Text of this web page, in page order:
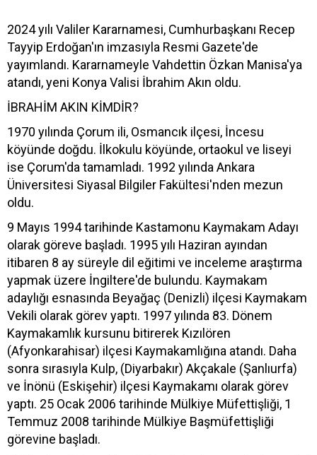
2024 yılı Valiler Kararnamesi, Cumhurbaşkanı Recep
Tayyip Erdoğan'ın imzasıyla Resmi Gazete'de
yayımlandı. Kararnameyle Vahdettin Özkan Manisa'ya
atandı, yeni Konya Valisi İbrahim Akın oldu.
İBRAHİM AKIN KİMDİR?
1970 yılında Çorum ili, Osmancık ilçesi, İncesu
köyünde doğdu. İlkokulu köyünde, ortaokul ve liseyi
ise Çorum'da tamamladı. 1992 yılında Ankara
Üniversitesi Siyasal Bilgiler Fakültesi'nden mezun
oldu.
9 Mayıs 1994 tarihinde Kastamonu Kaymakam Adayı
olarak göreve başladı. 1995 yılı Haziran ayından
itibaren 8 ay süreyle dil eğitimi ve inceleme araştırma
yapmak üzere İngiltere'de bulundu. Kaymakam
adaylığı esnasında Beyağaç (Denizli) ilçesi Kaymakam
Vekili olarak görev yaptı. 1997 yılında 83. Dönem
Kaymakamlık kursunu bitirerek Kızılören
(Afyonkarahisar) ilçesi Kaymakamlığına atandı. Daha
sonra sırasıyla Kulp, (Diyarbakır) Akçakale (Şanlıurfa)
ve İnönü (Eskişehir) ilçesi Kaymakamı olarak görev
yaptı. 25 Ocak 2006 tarihinde Mülkiye Müfettişliği, 1
Temmuz 2008 tarihinde Mülkiye Başmüfettişliği
görevine başladı.